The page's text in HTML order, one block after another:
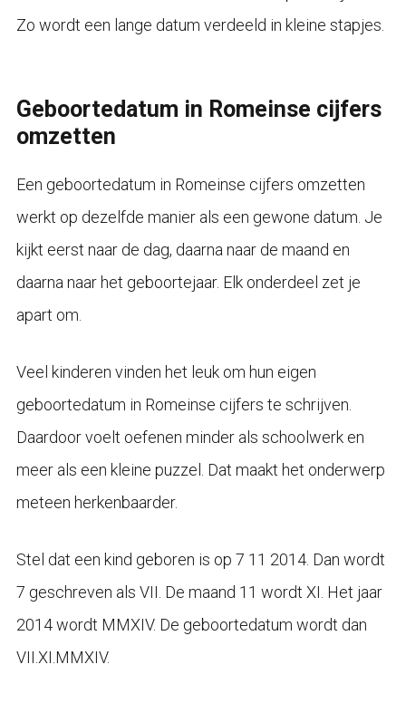
Zo wordt een lange datum verdeeld in kleine stapjes.
Geboortedatum in Romeinse cijfers
omzetten
Een geboortedatum in Romeinse cijfers omzetten
werkt op dezelfde manier als een gewone datum. Je
kijkt eerst naar de dag, daarna naar de maand en
daarna naar het geboortejaar. Elk onderdeel zet je
apart om.
Veel kinderen vinden het leuk om hun eigen
geboortedatum in Romeinse cijfers te schrijven.
Daardoor voelt oefenen minder als schoolwerk en
meer als een kleine puzzel. Dat maakt het onderwerp
meteen herkenbaarder.
Stel dat een kind geboren is op 7 11 2014. Dan wordt
7 geschreven als VII. De maand 11 wordt XI. Het jaar
2014 wordt MMXIV. De geboortedatum wordt dan
VII.XI.MMXIV.